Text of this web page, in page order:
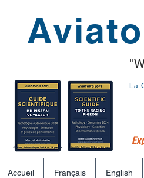
La
Accueil Français English